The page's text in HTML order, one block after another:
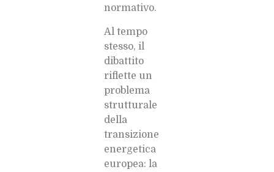
normativo.
Al tempo
stesso, il
dibattito
riflette un
problema
strutturale
della
transizione
energetica
europea: la